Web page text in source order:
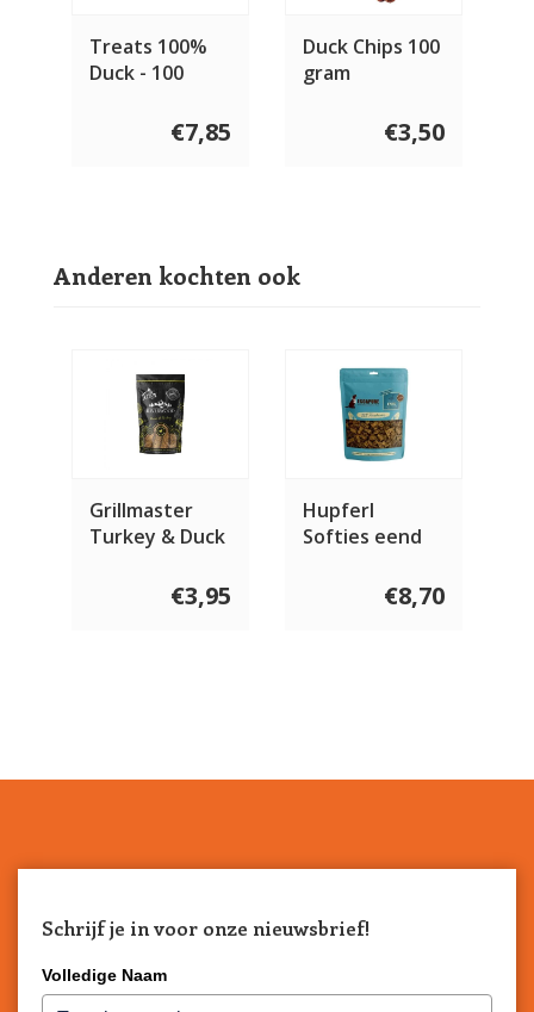
Treats 100%
Duck - 100
€7,85
Duck Chips 100
gram
€3,50
Anderen kochten ook
Grillmaster
Turkey & Duck
€3,95
Hupferl
Softies eend
€8,70
Schrijf je in voor onze nieuwsbrief!
Volledige Naam